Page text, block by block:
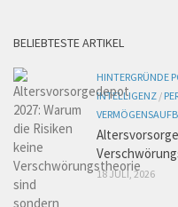
BELIEBTESTE ARTIKEL
HINTERGRÜNDE
INTELLIGENZ /
18 JULI, 2026